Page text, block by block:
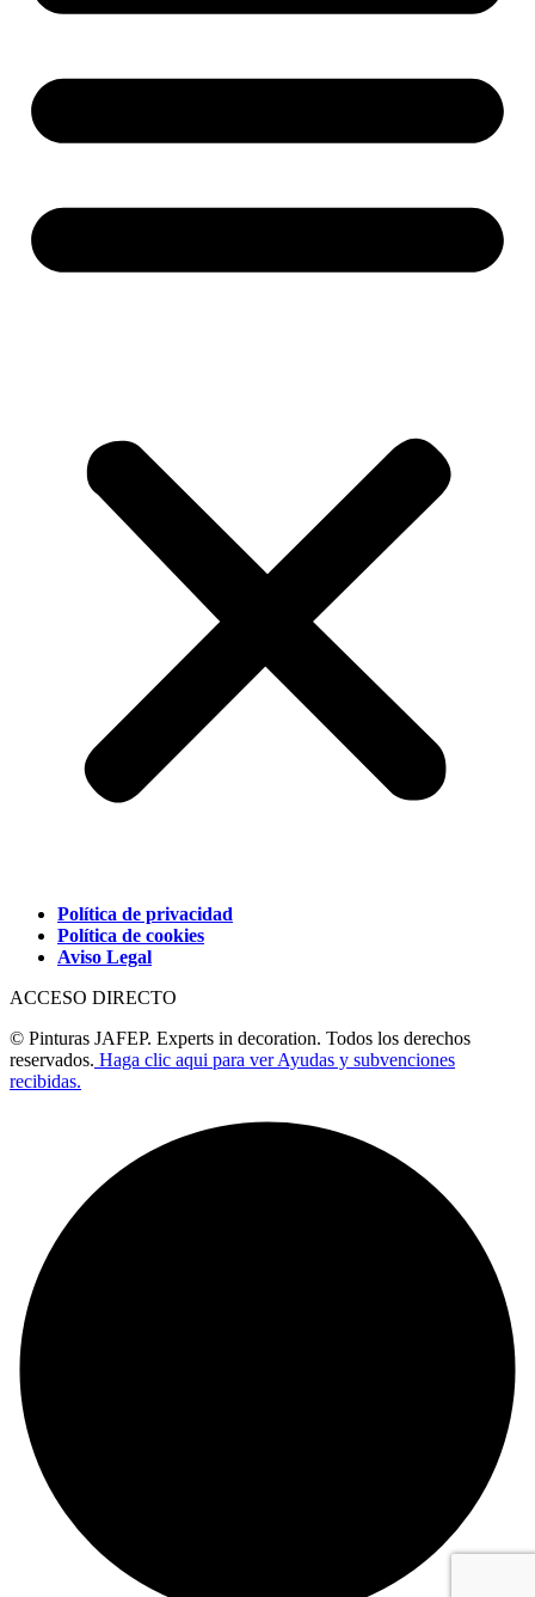
Política de privacidad
Política de cookies
Aviso Legal
ACCESO DIRECTO
© Pinturas JAFEP. Experts in decoration. Todos los derechos
reservados. Haga clic aqui para ver Ayudas y subvenciones
recibidas.